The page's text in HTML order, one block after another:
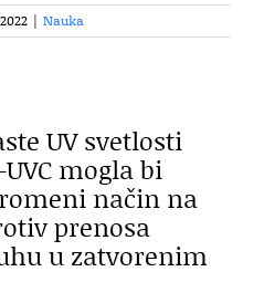
Nauka
UV svetlosti
mogla bi
način na
prenosa
u zatvorenim